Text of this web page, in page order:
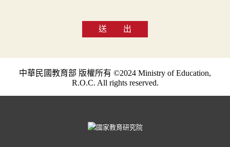
送 出
中華民國教育部 版權所有 ©2024 Ministry of Education,
R.O.C. All rights reserved.